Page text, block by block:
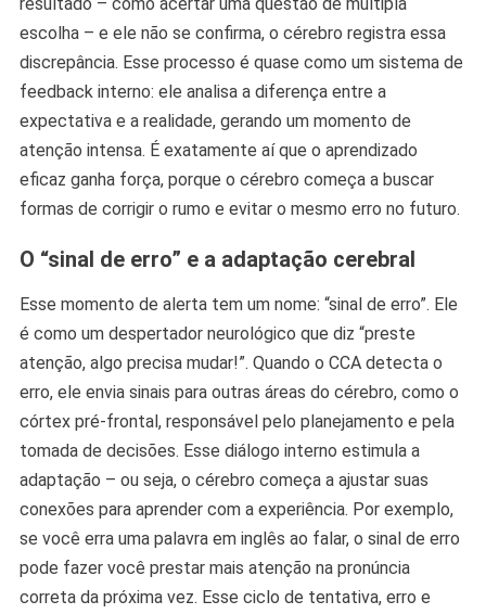
escolha – e ele não se confirma, o cérebro registra essa
discrepância. Esse processo é quase como um sistema de
feedback interno: ele analisa a diferença entre a
expectativa e a realidade, gerando um momento de
atenção intensa. É exatamente aí que o aprendizado
eficaz ganha força, porque o cérebro começa a buscar
formas de corrigir o rumo e evitar o mesmo erro no futuro.
O “sinal de erro” e a adaptação cerebral
Esse momento de alerta tem um nome: “sinal de erro”. Ele
é como um despertador neurológico que diz “preste
atenção, algo precisa mudar!”. Quando o CCA detecta o
erro, ele envia sinais para outras áreas do cérebro, como o
córtex pré-frontal, responsável pelo planejamento e pela
tomada de decisões. Esse diálogo interno estimula a
adaptação – ou seja, o cérebro começa a ajustar suas
conexões para aprender com a experiência. Por exemplo,
se você erra uma palavra em inglês ao falar, o sinal de erro
pode fazer você prestar mais atenção na pronúncia
correta da próxima vez. Esse ciclo de tentativa, erro e